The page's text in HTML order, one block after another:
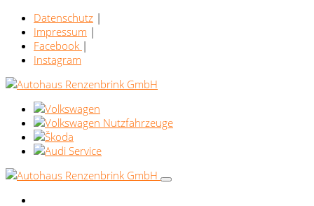
Datenschutz |
Impressum |
Facebook |
Instagram